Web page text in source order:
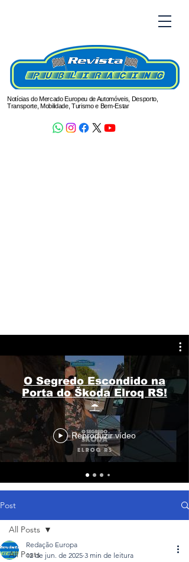
Notícias do Mercado Europeu de Automóveis, Desporto,
Transporte, Mobilidade, Turismo e Bem-Estar
O Segredo Escondido na
Porta do Škoda Elroq RS!
☔
Reproduzir vídeo
Post
All Posts
All Posts
Redação Europa
12 de jun. de 2025 3 min de leitura